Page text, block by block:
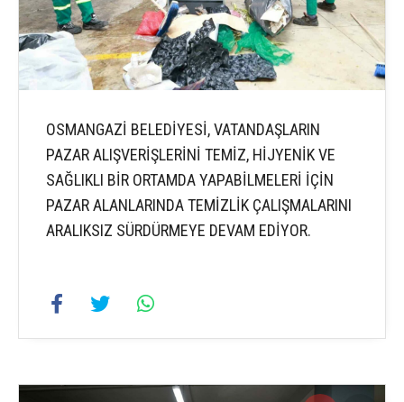
OSMANGAZİ BELEDİYESİ, VATANDAŞLARIN
PAZAR ALIŞVERİŞLERİNİ TEMİZ, HİJYENİK VE
SAĞLIKLI BİR ORTAMDA YAPABİLMELERİ İÇİN
PAZAR ALANLARINDA TEMİZLİK ÇALIŞMALARINI
ARALIKSIZ SÜRDÜRMEYE DEVAM EDİYOR.